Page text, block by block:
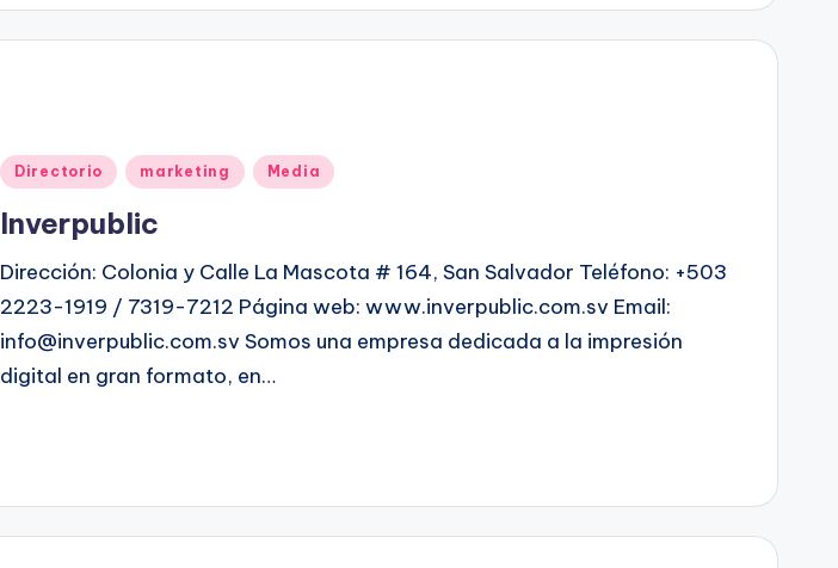
Directorio marketing Media
Inverpublic
Dirección: Colonia y Calle La Mascota # 164, San Salvador Teléfono: +503
2223-1919 / 7319-7212 Página web: www.inverpublic.com.sv Email:
info@inverpublic.com.sv Somos una empresa dedicada a la impresión
digital en gran formato, en…